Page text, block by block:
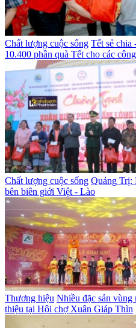
Chất lượng cuộc sống Tết sẻ chia
10.400 phần quà Tết cho các
Chất lượng cuộc sống Quảng Trị:
bên biên giới Việt - Lào
Thương hiệu Nhiều đặc sản
thiệu tại Hội chợ Xuân Giáp Thìn